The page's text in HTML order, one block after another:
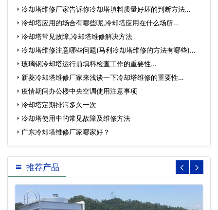
冷却塔维修厂家告诉你冷却塔填料质量好坏的判断方法…
冷却塔应用的场合有哪些呢,冷却塔应用在什么场所…
冷却塔常见故障,冷却塔维修解决方法
冷却塔维修注意哪些问题(马利冷却塔维修的方法有哪些)…
玻璃钢冷却塔运行前填料检查工作的重要性…
新菱冷却塔维修厂家来浅谈一下冷却塔维修的重要性…
疫情期间办公楼中央空调使用注意事项
冷却塔定期排污多久一次
冷却塔使用中的常见故障及维修方法
广东冷却塔维修厂家哪家好？
推荐产品